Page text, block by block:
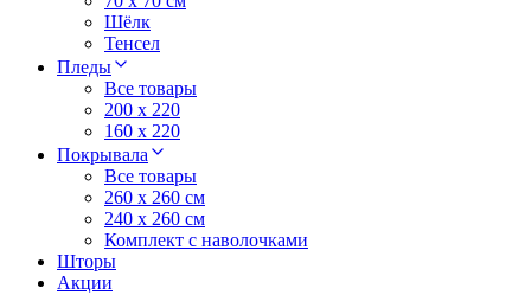
Шёлк
Тенсел
Пледы
Все товары
200 х 220
160 х 220
Покрывала
Все товары
260 x 260 см
240 х 260 см
Комплект с наволочками
Шторы
Акции